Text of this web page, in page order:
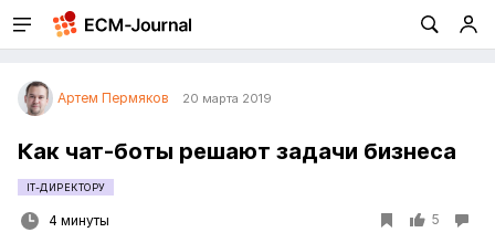
Артем Пермяков 20 марта 2019
Как чат-боты решают задачи бизнеса
IT-ДИРЕКТОРУ
4 минуты 5